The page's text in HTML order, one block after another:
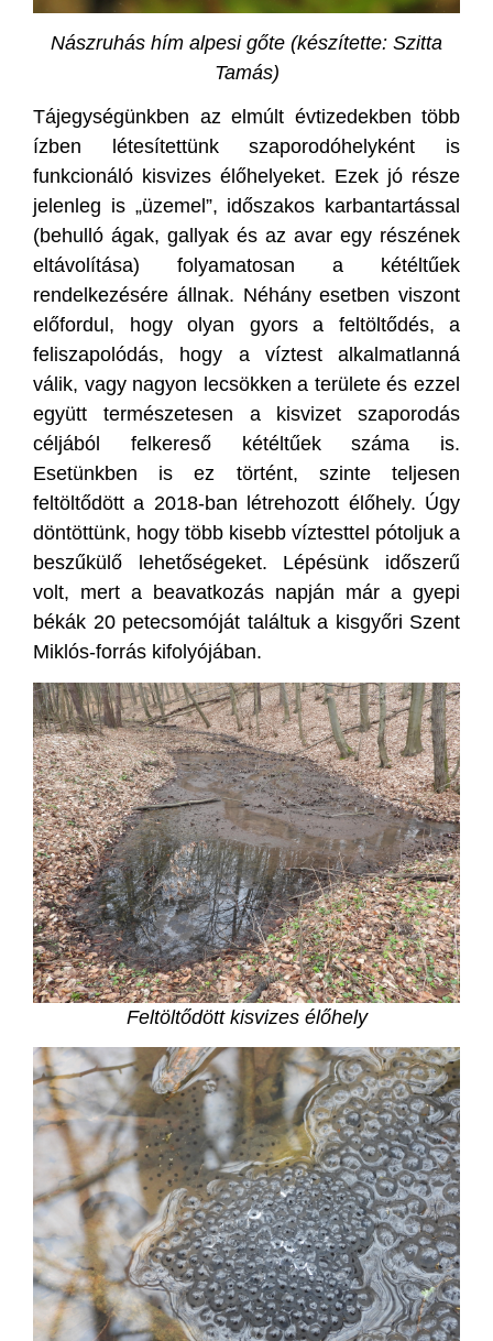
Nászruhás hím alpesi gőte (készítette: Szitta
Tamás)
Tájegységünkben az elmúlt évtizedekben több
ízben létesítettünk szaporodóhelyként is
funkcionáló kisvizes élőhelyeket. Ezek jó része
jelenleg is „üzemel”, időszakos karbantartással
(behulló ágak, gallyak és az avar egy részének
eltávolítása) folyamatosan a kétéltűek
rendelkezésére állnak. Néhány esetben viszont
előfordul, hogy olyan gyors a feltöltődés, a
feliszapolódás, hogy a víztest alkalmatlanná
válik, vagy nagyon lecsökken a területe és ezzel
együtt természetesen a kisvizet szaporodás
céljából felkereső kétéltűek száma is.
Esetünkben is ez történt, szinte teljesen
feltöltődött a 2018-ban létrehozott élőhely. Úgy
döntöttünk, hogy több kisebb víztesttel pótoljuk a
beszűkülő lehetőségeket. Lépésünk időszerű
volt, mert a beavatkozás napján már a gyepi
békák 20 petecsomóját találtuk a kisgyőri Szent
Miklós-forrás kifolyójában.
Feltöltődött kisvizes élőhely